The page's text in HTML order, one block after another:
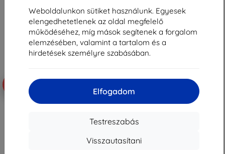
Weboldalunkon sütiket használunk. Egyesek
elengedhetetlenek az oldal megfelelő
működéséhez, míg mások segítenek a forgalom
elemzésében, valamint a tartalom és a
hirdetések személyre szabásában.
Elfogadom
Testreszabás
Visszautasítani
Raktáron 3 darab Raktáron 1 darab